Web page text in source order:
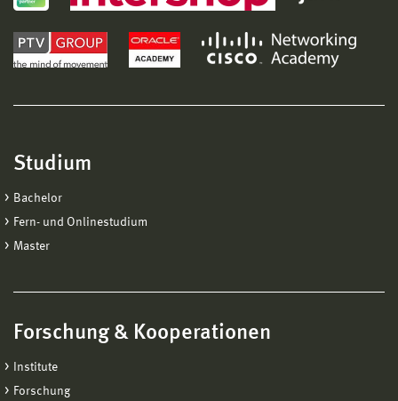
Studium
Bachelor
Fern- und Onlinestudium
Master
Forschung & Kooperationen
Institute
Forschung